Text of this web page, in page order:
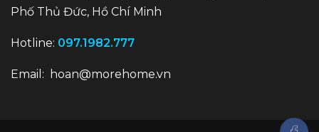
Phố Thủ Đức, Hồ Chí Minh
Hotline: 097.1982.777
Email: hoan@morehome.vn